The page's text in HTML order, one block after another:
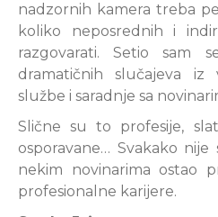
nadzornih kamera treba
koliko neposrednih i
razgovarati. Setio sam
dramatičnih slučajeva iz
službe i saradnje sa
Slične su to profesije,
osporavane… Svakako
nekim novinarima ostao
profesionalne karijere.